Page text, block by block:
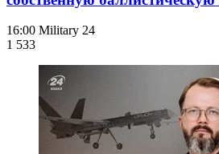
16:00 Military 24
1 533